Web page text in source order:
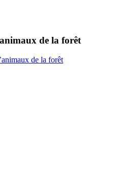
de la forêt
de la forêt